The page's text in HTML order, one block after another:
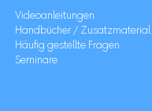
Videoanleitungen
Handbücher / Zusatzmaterial
Häufig gestellte Fragen
Seminare